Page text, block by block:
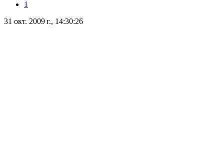
1
31 окт. 2009 г., 14:30:26